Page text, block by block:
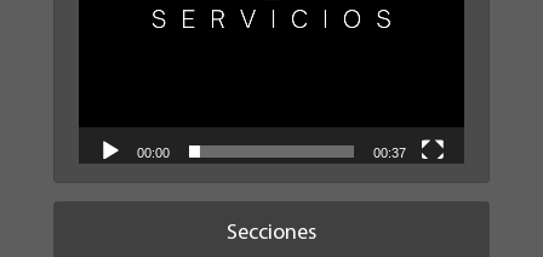
00:00 00:37
Secciones